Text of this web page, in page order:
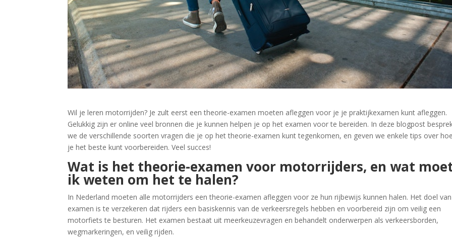
Wil je leren motorrijden? Je zult eerst een theorie-examen moeten afleggen voor je je praktijkexamen kunt afleggen.
Gelukkig zijn er online veel bronnen die je kunnen helpen je op het examen voor te bereiden. In deze blogpost
we de verschillende soorten vragen die je op het theorie-examen kunt tegenkomen, en geven we enkele tips over
je het beste kunt voorbereiden. Veel succes!
Wat is het theorie-examen voor motorrijders, en wat
ik weten om het te halen?
In Nederland moeten alle motorrijders een theorie-examen afleggen voor ze hun rijbewijs kunnen halen. Het doel
examen is te verzekeren dat rijders een basiskennis van de verkeersregels hebben en voorbereid zijn om veilig een
motorfiets te besturen. Het examen bestaat uit meerkeuzevragen en behandelt onderwerpen als verkeersborden,
wegmarkeringen, en veilig rijden.